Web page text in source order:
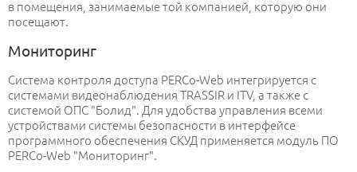
в помещения, занимаемые той компанией, которую они
посещают.
Мониторинг
Система контроля доступа PERCo-Web интегрируется с
системами видеонаблюдения TRASSIR и ITV, а также с
системой ОПС "Болид". Для удобства управления всеми
устройствами системы безопасности в интерфейсе
программного обеспечения СКУД применяется модуль ПО
PERCo-Web "Мониторинг".